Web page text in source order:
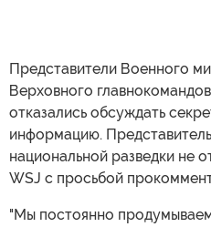
Представители Военного
Верховного
отказались обсуждать
информацию.
национальной разведки не
WSJ с просьбой
"Мы постоянно